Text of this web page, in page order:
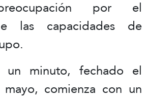
por el
las capacidades de
minuto, fechado el
comienza con un